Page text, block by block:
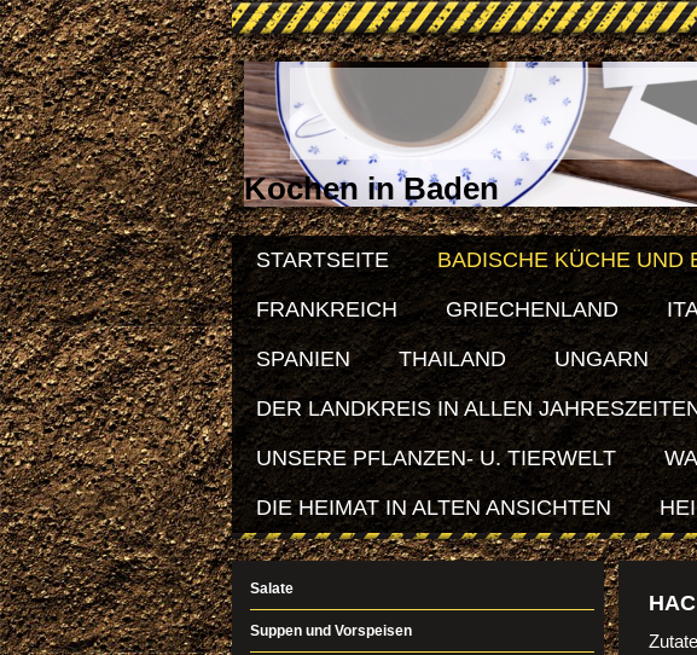
Kochen in Baden
STARTSEITE BADISCHE KÜCHE UND
FRANKREICH GRIECHENLAND
SPANIEN THAILAND UNGARN
DER LANDKREIS IN ALLEN
UNSERE PFLANZEN- U. TIERWELT
DIE HEIMAT IN ALTEN ANSICHTEN
Salate
Suppen und Vorspeisen